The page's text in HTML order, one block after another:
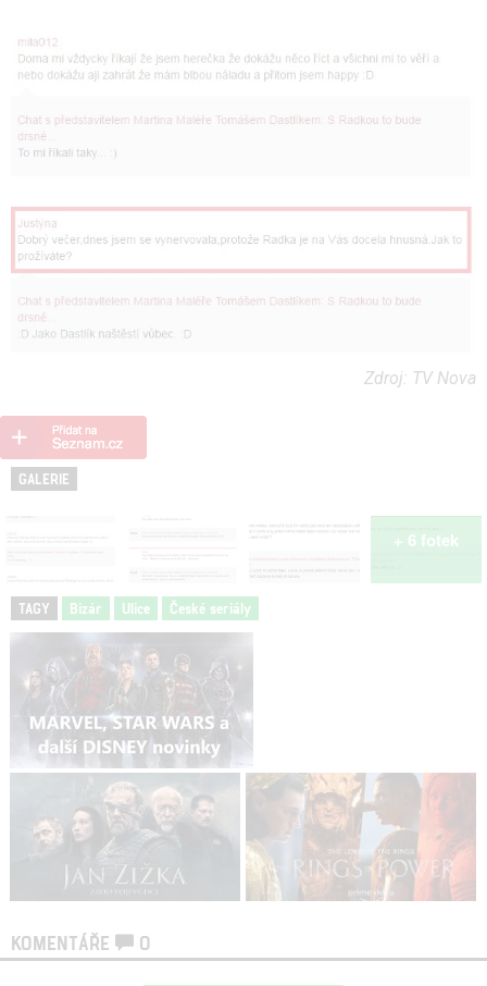
Zdroj: TV Nova
GALERIE
+ 6 fotek
TAGY Bizár Ulice České seriály
KOMENTÁŘE 0